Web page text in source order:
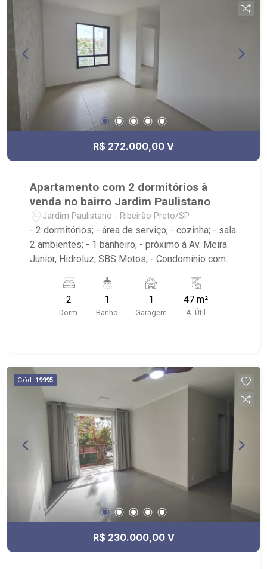
R$ 272.000,00 V
Apartamento com 2 dormitórios à
venda no bairro Jardim Paulistano
Jardim Paulistano - Ribeirão Preto/SP
- 2 dormitórios; - área de serviço; - cozinha; - sala
2 ambientes; - 1 banheiro; - próximo à Av. Meira
Junior, Hidroluz, SBS Motos; - Condomínio com
esportes, playground, churrasqueira, pet place
entre outros
2
Dorm.
1
Banho
1
Garagem
47 m²
A. Útil
Cód. 19995
R$ 230.000,00 V